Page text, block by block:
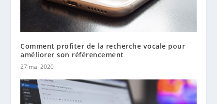
Comment profiter de la recherche vocale pour
améliorer son référencement
27 mai 2020